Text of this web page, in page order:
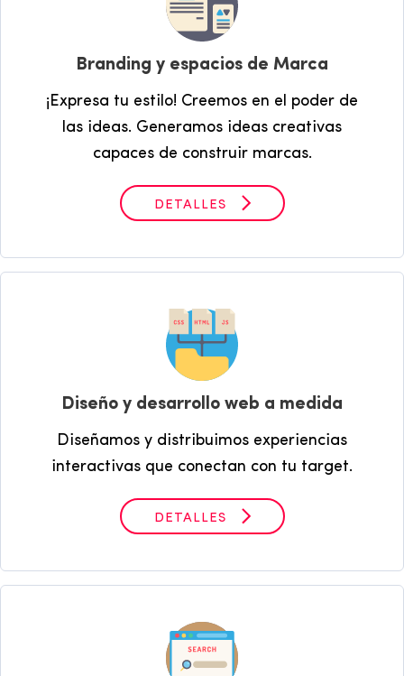
Branding y espacios de Marca
¡Expresa tu estilo! Creemos en el poder de
las ideas. Generamos ideas creativas
capaces de construir marcas.
DETALLES
Diseño y desarrollo web a medida
Diseñamos y distribuimos experiencias
interactivas que conectan con tu target.
DETALLES